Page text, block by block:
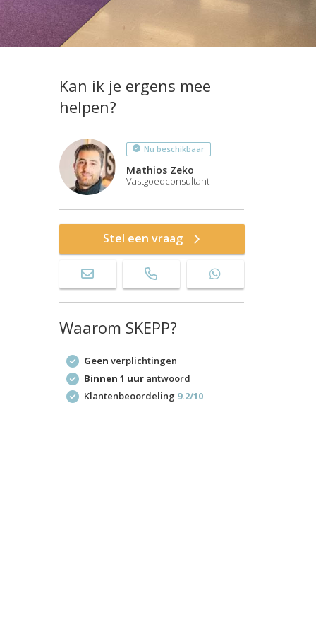
Kan ik je ergens mee
helpen?
Nu beschikbaar
Mathios Zeko
Vastgoedconsultant
Stel een vraag
Waarom SKEPP?
Geen verplichtingen
Binnen 1 uurantwoord
Klantenbeoordeling 9.2/10